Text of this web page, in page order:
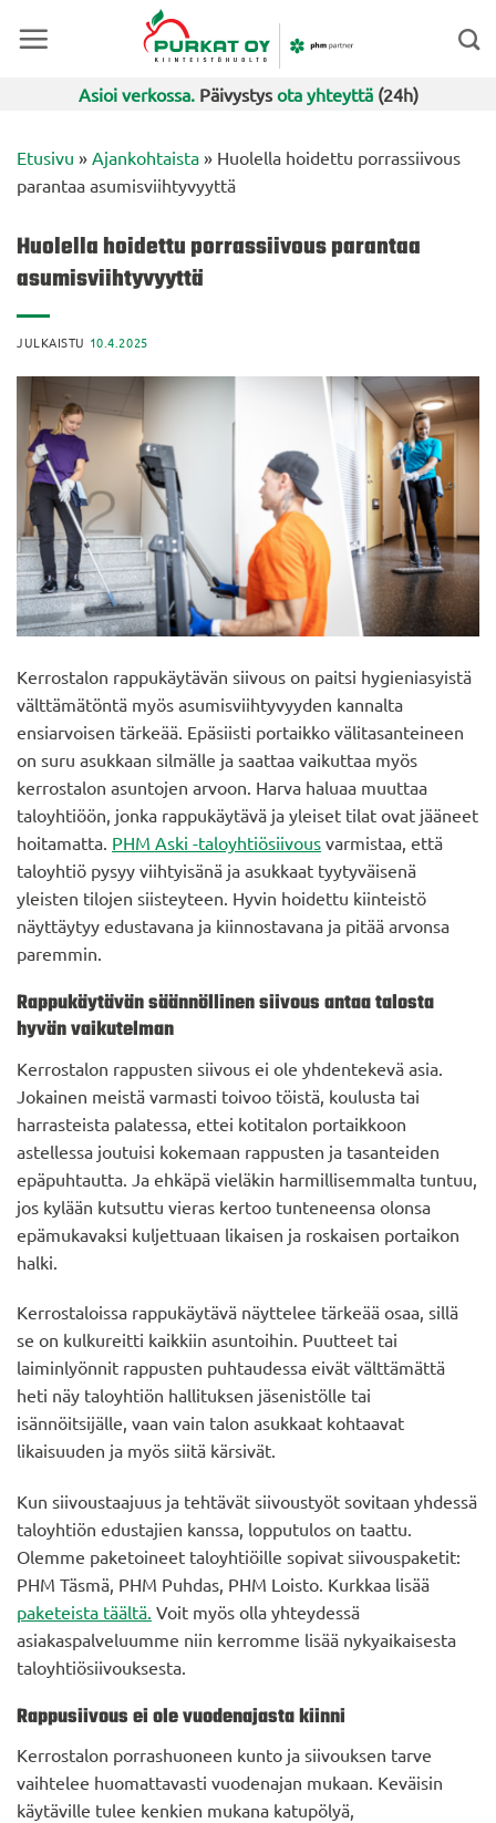
Asioi verkossa.Päivystys ota yhteyttä(24h)
Etusivu » Ajankohtaista » Huolella hoidettu porrassiivous
parantaa asumisviihtyvyyttä
Huolella hoidettu porrassiivous parantaa
asumisviihtyvyyttä
JULKAISTU 10.4.2025
Kerrostalon rappukäytävän siivous on paitsi hygieniasyistä
välttämätöntä myös asumisviihtyvyyden kannalta
ensiarvoisen tärkeää. Epäsiisti portaikko välitasanteineen
on suru asukkaan silmälle ja saattaa vaikuttaa myös
kerrostalon asuntojen arvoon. Harva haluaa muuttaa
taloyhtiöön, jonka rappukäytävä ja yleiset tilat ovat jääneet
hoitamatta. PHM Aski -taloyhtiösiivous varmistaa, että
taloyhtiö pysyy viihtyisänä ja asukkaat tyytyväisenä
yleisten tilojen siisteyteen. Hyvin hoidettu kiinteistö
näyttäytyy edustavana ja kiinnostavana ja pitää arvonsa
paremmin.
Rappukäytävän säännöllinen siivous antaa talosta
hyvän vaikutelman
Kerrostalon rappusten siivous ei ole yhdentekevä asia.
Jokainen meistä varmasti toivoo töistä, koulusta tai
harrasteista palatessa, ettei kotitalon portaikkoon
astellessa joutuisi kokemaan rappusten ja tasanteiden
epäpuhtautta. Ja ehkäpä vieläkin harmillisemmalta tuntuu,
jos kylään kutsuttu vieras kertoo tunteneensa olonsa
epämukavaksi kuljettuaan likaisen ja roskaisen portaikon
halki.
Kerrostaloissa rappukäytävä näyttelee tärkeää osaa, sillä
se on kulkureitti kaikkiin asuntoihin. Puutteet tai
laiminlyönnit rappusten puhtaudessa eivät välttämättä
heti näy taloyhtiön hallituksen jäsenistölle tai
isännöitsijälle, vaan vain talon asukkaat kohtaavat
likaisuuden ja myös siitä kärsivät.
Kun siivoustaajuus ja tehtävät siivoustyöt sovitaan yhdessä
taloyhtiön edustajien kanssa, lopputulos on taattu.
Olemme paketoineet taloyhtiöille sopivat siivouspaketit:
PHM Täsmä, PHM Puhdas, PHM Loisto. Kurkkaa lisää
paketeista täältä. Voit myös olla yhteydessä
asiakaspalveluumme niin kerromme lisää nykyaikaisesta
taloyhtiösiivouksesta.
Rappusiivous ei ole vuodenajasta kiinni
Kerrostalon porrashuoneen kunto ja siivouksen tarve
vaihtelee huomattavasti vuodenajan mukaan. Keväisin
käytäville tulee kenkien mukana katupölyä,